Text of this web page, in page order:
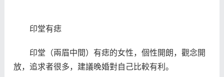
印堂有痣
印堂（兩眉中間）有痣的女性，個性開朗，觀念開
放，追求者很多，建議晚婚對自己比較有利。